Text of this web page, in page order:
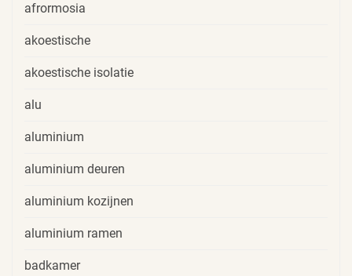
afrormosia
akoestische
akoestische isolatie
alu
aluminium
aluminium deuren
aluminium kozijnen
aluminium ramen
badkamer